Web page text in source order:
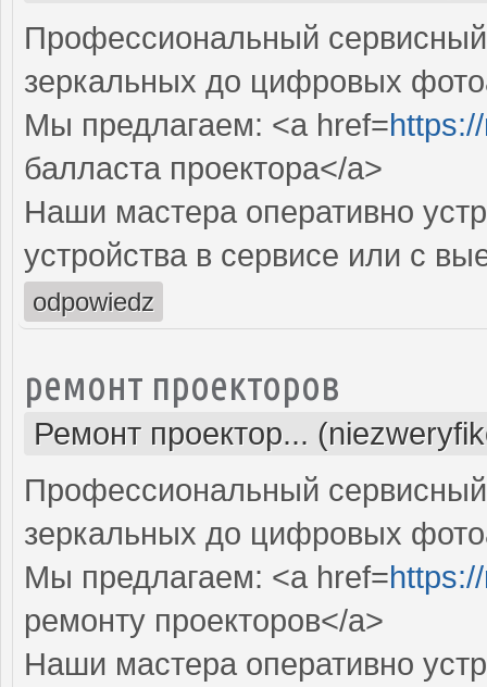
Профессиональный
зеркальных до цифровых
Мы предлагаем: <a href=
балласта проектора</a>
Наши мастера оперативно
устройства в сервисе или с
odpowiedz
ремонт проекторов
Ремонт проектор...
Профессиональный
зеркальных до цифровых
Мы предлагаем: <a href=
ремонту проекторов</a>
Наши мастера оперативно